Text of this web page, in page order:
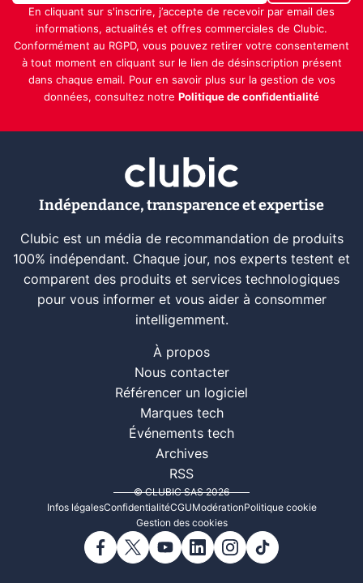
En cliquant sur s'inscrire, j’accepte de recevoir par email des
informations, actualités et offres commerciales de Clubic.
Conformément au RGPD, vous pouvez retirer votre consentement
à tout moment en cliquant sur le lien de désinscription présent
dans chaque email. Pour en savoir plus sur la gestion de vos
données, consultez notre Politique de confidentialité
Indépendance, transparence et expertise
Clubic est un média de recommandation de produits
100% indépendant. Chaque jour, nos experts testent et
comparent des produits et services technologiques
pour vous informer et vous aider à consommer
intelligemment.
À propos
Nous contacter
Référencer un logiciel
Marques tech
Événements tech
Archives
RSS
© CLUBIC SAS 2026
Infos légalesConfidentialitéCGUModérationPolitique cookie
Gestion des cookies